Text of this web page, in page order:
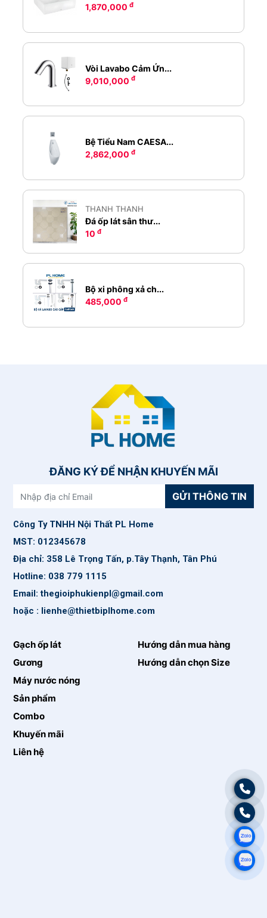
1,870,000đ
Vòi Lavabo Cảm Ứn...
9,010,000đ
Bệ Tiểu Nam CAESA...
2,862,000đ
THANH THANH
Đá ốp lát sân thư...
10đ
Bộ xi phông xả ch...
485,000đ
ĐĂNG KÝ ĐỂ NHẬN KHUYẾN MÃI
GỬI THÔNG TIN
Công Ty TNHH Nội Thất PL Home
MST: 012345678
Địa chỉ: 358 Lê Trọng Tấn, p.Tây Thạnh, Tân Phú
Hotline: 038 779 1115
Email: thegioiphukienpl@gmail.com
hoặc : lienhe@thietbiplhome.com
Gạch ốp lát
Gương
Máy nước nóng
Sản phẩm
Combo
Khuyến mãi
Liên hệ
Hướng dẫn mua hàng
Hướng dẫn chọn Size